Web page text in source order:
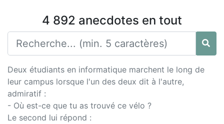
4 892 anecdotes en tout
Deux étudiants en informatique marchent le long de
leur campus lorsque l'un des deux dit à l'autre,
admiratif :
- Où est-ce que tu as trouvé ce vélo ?
Le second lui répond :